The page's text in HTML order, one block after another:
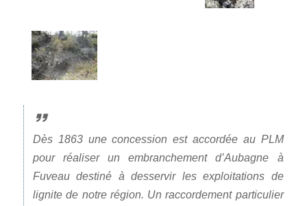
Dès 1863 une concession est accordée au PLM
pour réaliser un embranchement d’Aubagne à
Fuveau destiné à desservir les exploitations de
lignite de notre région. Un raccordement particulier